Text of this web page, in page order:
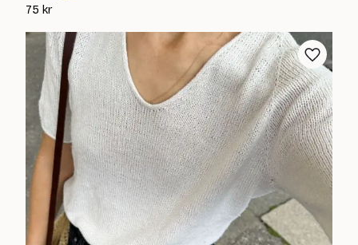
75 kr